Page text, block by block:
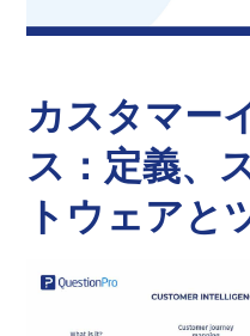
カスタマー
ス：定義、
トウェアと